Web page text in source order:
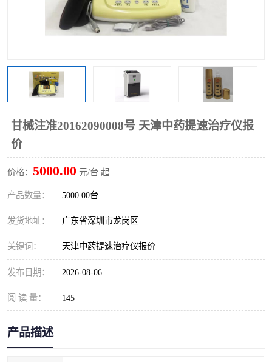
甘械注准20162090008号 天津中药提速治疗仪报
价
价格： 5000.00 元/台 起
产品数量： 5000.00台
发货地址： 广东省深圳市龙岗区
关键词： 天津中药提速治疗仪报价
发布日期： 2026-08-06
阅 读 量： 145
产品描述